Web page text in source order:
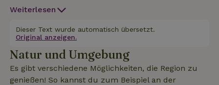
elektrischen Whirlpool, einer holzbefeuerten Sauna,
Weiterlesen
Dieser Text wurde automatisch übersetzt.
Original anzeigen.
Natur und Umgebung
Es gibt verschiedene Möglichkeiten, die Region zu
genießen! So kannst du zum Beispiel an der